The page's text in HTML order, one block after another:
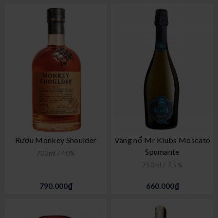
Rượu Monkey Shoulder
700ml / 40%
790.000₫
Vang nổ Mr Klubs Moscato
Spumante
750ml / 7,5%
660.000₫